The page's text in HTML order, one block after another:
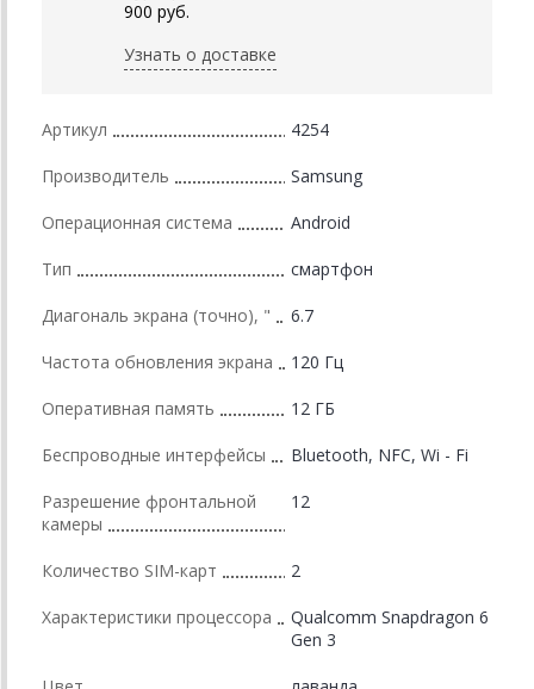
900 руб.
Узнать о доставке
Артикул 4254
Производитель Samsung
Операционная система Android
Тип смартфон
Диагональ экрана (точно), " 6.7
Частота обновления экрана 120 Гц
Оперативная память 12 ГБ
Беспроводные интерфейсы Bluetooth, NFC, Wi - Fi
Разрешение фронтальной
камеры
12
Количество SIM-карт 2
Характеристики процессора
Qualcomm Snapdragon 6
Gen 3